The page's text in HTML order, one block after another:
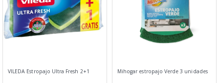
VILEDA Estropajo Ultra Fresh 2+1 Mihogar estropajo Verde 3 unidades